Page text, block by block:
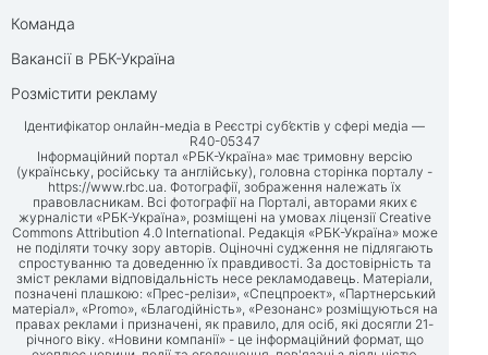
Команда
Вакансії в РБК-Україна
Розмістити рекламу
Ідентифікатор онлайн-медіа в Реєстрі суб’єктів у сфері медіа —
R40-05347
Інформаційний портал «РБК-Україна» має тримовну версію
(українську, російську та англійську), головна сторінка порталу -
https://www.rbc.ua. Фотографії, зображення належать їх
правовласникам. Всі фотографії на Порталі, авторами яких є
журналісти «РБК-Україна», розміщені на умовах ліцензії Creative
Commons Attribution 4.0 International. Редакція «РБК-Україна» може
не поділяти точку зору авторів. Оціночні судження не підлягають
спростуванню та доведенню їх правдивості. За достовірність та
зміст реклами відповідальність несе рекламодавець. Матеріали,
позначені плашкою: «Прес-релізи», «Спецпроект», «Партнерський
матеріал», «Promo», «Благодійність», «Резонанс» розміщуються на
правах реклами і призначені, як правило, для осіб, які досягли 21-
річного віку. «Новини компанії» - це інформаційний формат, що